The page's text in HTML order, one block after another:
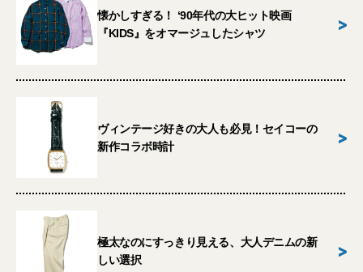
懐かしすぎる！ ‘90年代の大ヒット映画
『KIDS』をオマージュしたシャツ
>
ヴィンテージ好きの大人も必見！セイコーの
新作コラボ時計
>
極太なのにすっきり見える、大人デニムの新
しい選択
>